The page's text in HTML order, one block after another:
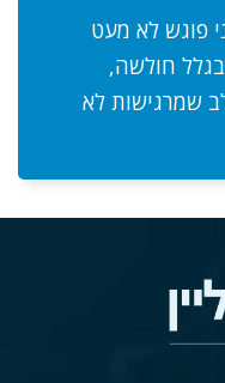
פוגש לא מעט
חולשה,
שמרגישות לא